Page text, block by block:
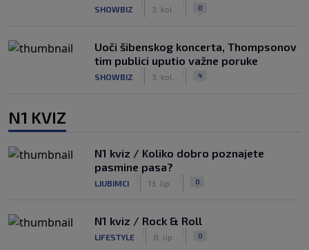
SHOWBIZ 3. kol. 0
Uoči šibenskog koncerta, Thompsonov
tim publici uputio važne poruke
SHOWBIZ 3. kol. 4
N1 KVIZ
N1 kviz / Koliko dobro poznajete
pasmine pasa?
LJUBIMCI 13. lip. 0
N1 kviz / Rock & Roll
LIFESTYLE 8. lip. 0